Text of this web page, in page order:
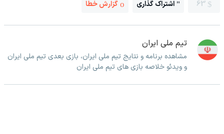
63 اشتراک گذاری گزارش خطا
تیم ملی ایران
مشاهده برنامه و نتایج تیم ملی ایران، بازی بعدی تیم ملی ایران
و ویدئو خلاصه بازی های تیم ملی ایران